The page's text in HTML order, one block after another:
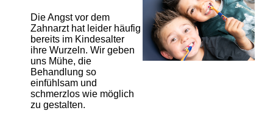
Die Angst vor dem
Zahnarzt hat leider häufig
bereits im Kindesalter
ihre Wurzeln. Wir geben
uns Mühe, die
Behandlung so
einfühlsam und
schmerzlos wie möglich
zu gestalten.